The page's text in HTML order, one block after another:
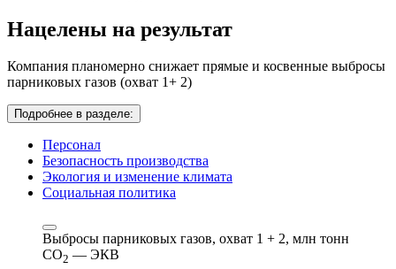
Нацелены на результат
Компания планомерно снижает прямые и косвенные выбросы
парниковых газов (охват 1+ 2)
Подробнее в разделе:
Персонал
Безопасность производства
Экология и изменение климата
Социальная политика
Выбросы парниковых газов, охват 1 + 2, млн тонн
СО2 — ЭКВ